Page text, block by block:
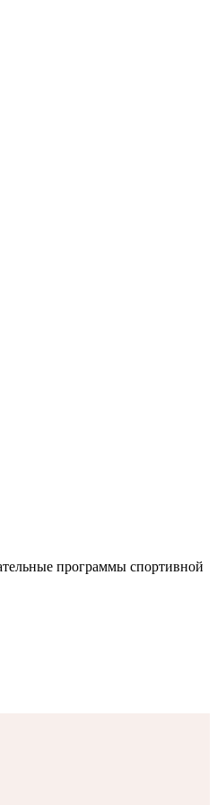
программы спортивной